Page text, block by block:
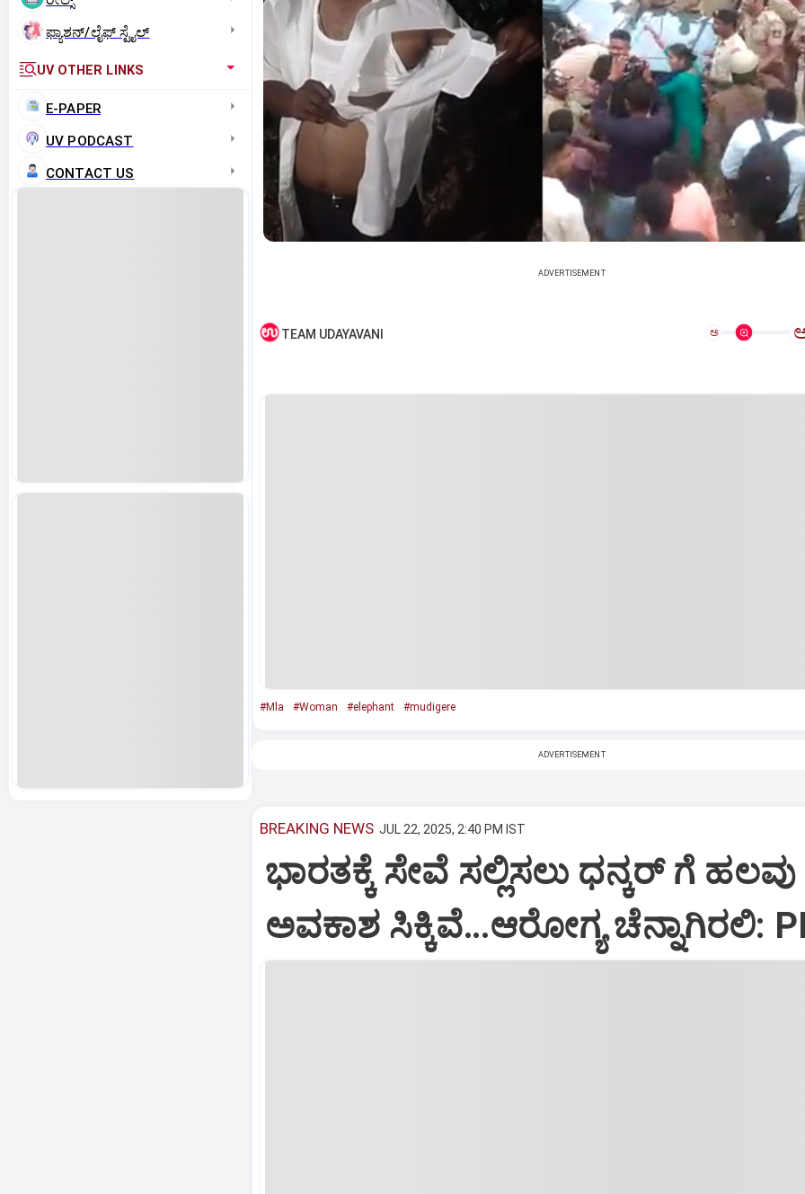
ಫ್ಯಾಶನ್/ಲೈಫ್‌ ಸ್ಟೈಲ್
UV OTHER LINKS
E-PAPER
UV PODCAST
CONTACT US
ADVERTISEMENT
TEAM UDAYAVANI ಅ
#Mla #Woman #elephant #mudigere
ADVERTISEMENT
BREAKING NEWS JUL 22, 2025, 2:40 PM IST
ಭಾರತಕ್ಕೆ ಸೇವೆ ಸಲ್ಲಿಸಲು ಧನ್ಕರ್‌ ಗೆ ಹಲವು
ಅವಕಾಶ ಸಿಕ್ಕಿವೆ…ಆರೋಗ್ಯ ಚೆನ್ನಾಗಿರಲಿ: